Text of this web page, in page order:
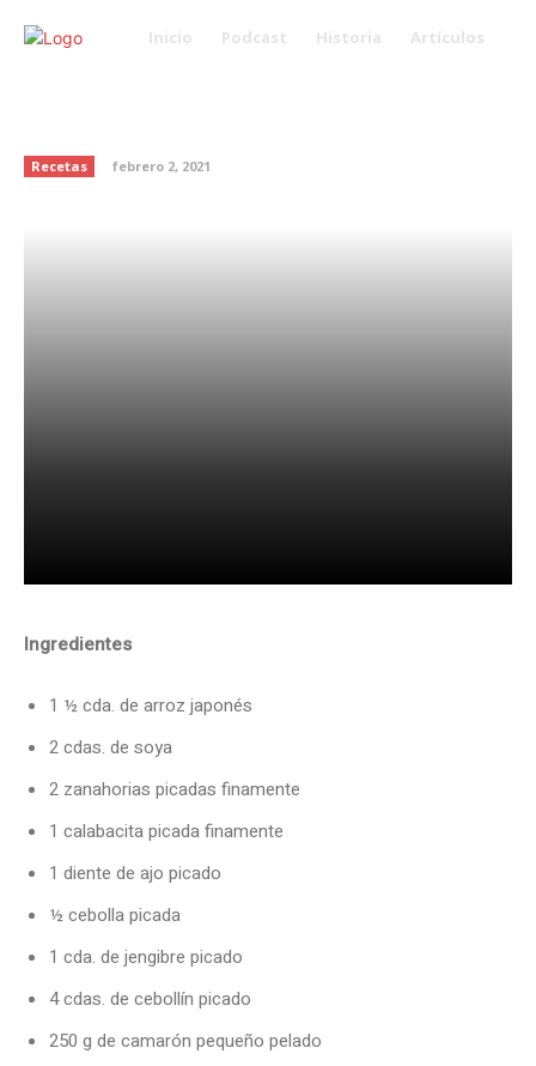
Inicio Podcast Historia Artículos
Recetas febrero 2, 2021
Ingredientes
1 ½ cda. de arroz japonés
2 cdas. de soya
2 zanahorias picadas finamente
1 calabacita picada finamente
1 diente de ajo picado
½ cebolla picada
1 cda. de jengibre picado
4 cdas. de cebollín picado
250 g de camarón pequeño pelado